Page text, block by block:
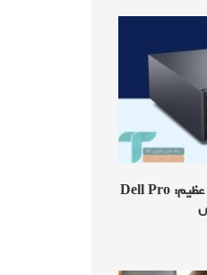
کامپیوتر AI با اندازه کوچک، قوت عظیم: Dell Pro